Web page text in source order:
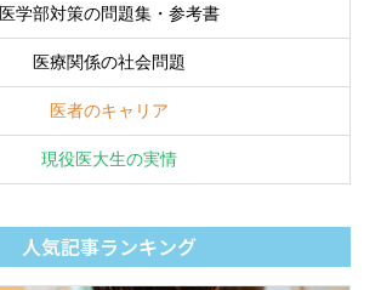
医学部対策の問題集・参考書
医療関係の社会問題
医者のキャリア
現役医大生の実情
人気記事ランキング